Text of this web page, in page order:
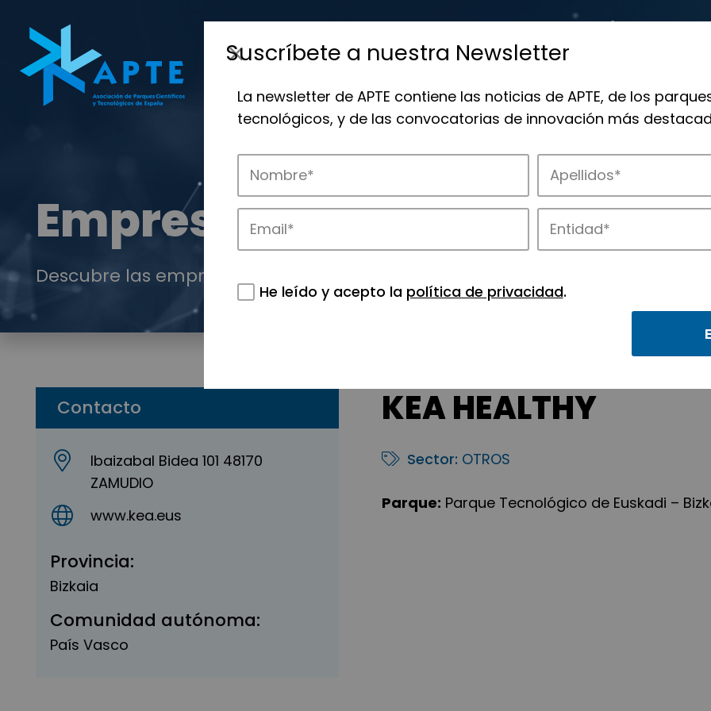
Empresas
Descubre las empresas que impulsan la innovación en los parques de APTE.
Contacto
Ibaizabal Bidea 101 48170
ZAMUDIO
www.kea.eus
Provincia:
Bizkaia
Comunidad autónoma:
País Vasco
KEA HEALTHY
Sector: OTROS
Parque: Parque Tecnológico de Euskadi –
Suscríbete a nuestra Newsletter
La newsletter de APTE contiene las noticias de APTE, de los
tecnológicos, y de las convocatorias de innovación más
He leído y acepto la política de privacidad.